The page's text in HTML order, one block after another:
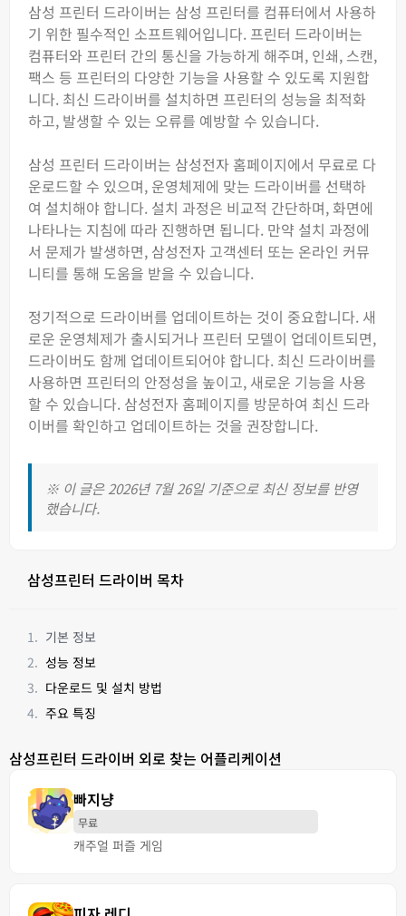
삼성 프린터 드라이버는 삼성 프린터를 컴퓨터에서 사용하
기 위한 필수적인 소프트웨어입니다. 프린터 드라이버는
컴퓨터와 프린터 간의 통신을 가능하게 해주며, 인쇄, 스캔,
팩스 등 프린터의 다양한 기능을 사용할 수 있도록 지원합
니다. 최신 드라이버를 설치하면 프린터의 성능을 최적화
하고, 발생할 수 있는 오류를 예방할 수 있습니다.
삼성 프린터 드라이버는 삼성전자 홈페이지에서 무료로 다
운로드할 수 있으며, 운영체제에 맞는 드라이버를 선택하
여 설치해야 합니다. 설치 과정은 비교적 간단하며, 화면에
나타나는 지침에 따라 진행하면 됩니다. 만약 설치 과정에
서 문제가 발생하면, 삼성전자 고객센터 또는 온라인 커뮤
니티를 통해 도움을 받을 수 있습니다.
정기적으로 드라이버를 업데이트하는 것이 중요합니다. 새
로운 운영체제가 출시되거나 프린터 모델이 업데이트되면,
드라이버도 함께 업데이트되어야 합니다. 최신 드라이버를
사용하면 프린터의 안정성을 높이고, 새로운 기능을 사용
할 수 있습니다. 삼성전자 홈페이지를 방문하여 최신 드라
이버를 확인하고 업데이트하는 것을 권장합니다.
※ 이 글은 2026년 7월 26일 기준으로 최신 정보를 반영
했습니다.
삼성프린터 드라이버 목차
기본 정보
성능 정보
다운로드 및 설치 방법
주요 특징
삼성프린터 드라이버 외로 찾는 어플리케이션
빠지냥
무료
캐주얼 퍼즐 게임